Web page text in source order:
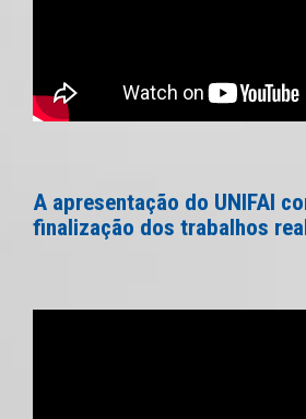
A apresentação do UNIFAI
finalização dos trabalhos